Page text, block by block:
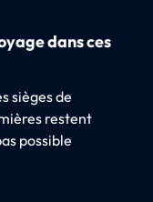
dans ces
sièges de
restent
possible